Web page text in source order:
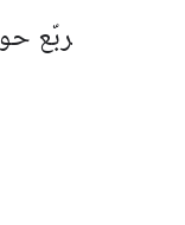
فتح مربّع